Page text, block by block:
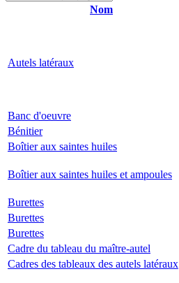
Nom
Autels latéraux
Banc d'oeuvre
Bénitier
Boîtier aux saintes huiles
Boîtier aux saintes huiles et ampoules
Burettes
Burettes
Burettes
Cadre du tableau du maître-autel
Cadres des tableaux des autels latéraux